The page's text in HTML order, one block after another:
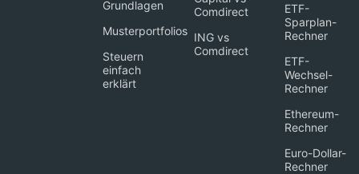
Grundlagen
Musterportfolios
Steuern
einfach
erklärt
Comdirect
ING vs
Comdirect
ETF-
Sparplan-
Rechner
ETF-
Wechsel-
Rechner
Ethereum-
Rechner
Euro-Dollar-
Rechner